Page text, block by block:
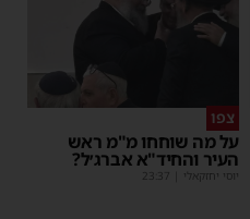
צפו
על מה שוחחו מ"מ ראש
העיר והחיד"א אברג׳ל?
יוסי יחזקאלי 23:37